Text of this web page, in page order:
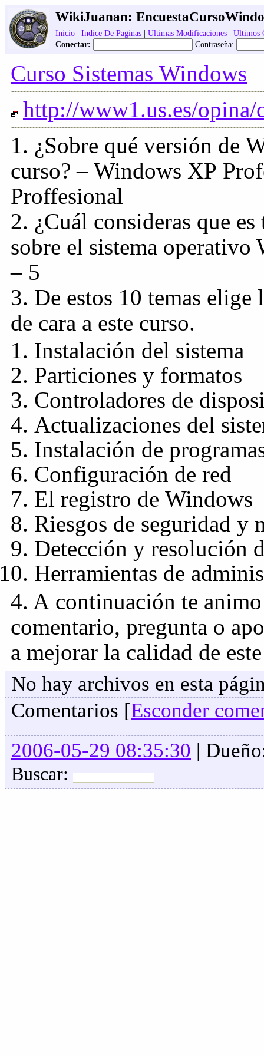
WikiJuanan:
Inicio | Indice De Paginas | Ultimas Modificaciones | Ultimos
Conectar:
Contraseña:
Curso Sistemas Windows
http://www1.us.es/opina/
1. ¿Sobre qué versión de
curso? – Windows XP
Proffesional
2. ¿Cuál consideras que
sobre el sistema
– 5
3. De estos 10 temas elige
de cara a este curso.
Instalación del sistema
Particiones y formatos
Controladores de
Actualizaciones del
Instalación de
Configuración de red
El registro de Windows
Riesgos de seguridad y
Detección y resolución
Herramientas de
4. A continuación te
comentario, pregunta o
a mejorar la calidad de
No hay archivos en esta
Comentarios [Esconder
2006-05-29 08:35:30 |
Buscar: